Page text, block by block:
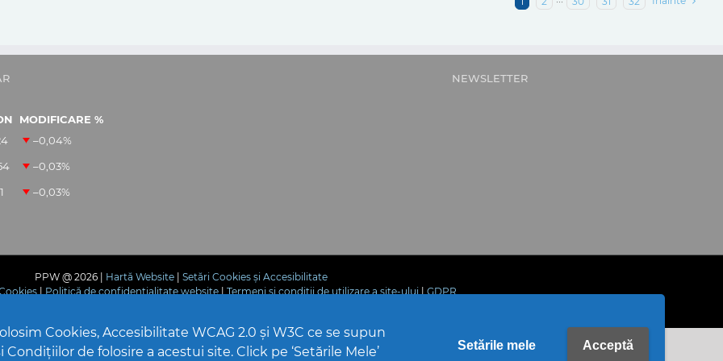
Cookies, Accesibilitate WCAG 2.0 și W3C ce se supun
de folosire a acestui site. Click pe ‘Setările Mele’
Setările mele Acceptă
MODIFICARE %
–0,04%
–0,03%
–0,03%
NEWSLETTER
PPW @ 2026 | Hartă Website| Setări Cookies și Accesibilitate
|Politică de confidențialitate website|Termeni și condiții de utilizare a site-ului|GDPR